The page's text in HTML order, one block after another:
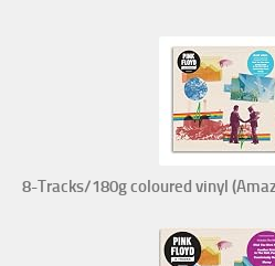
8-Tracks/180g coloured vinyl